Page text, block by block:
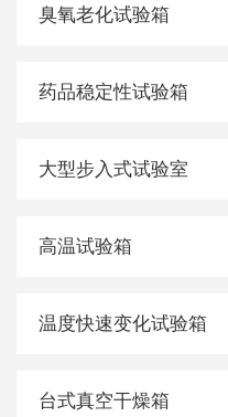
臭氧老化试验箱
药品稳定性试验箱
大型步入式试验室
高温试验箱
温度快速变化试验箱
台式真空干燥箱